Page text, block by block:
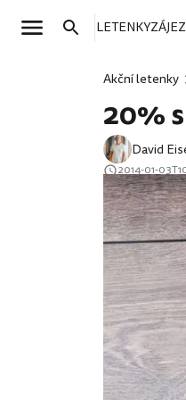
LETENKY
Akční letenky
20%
David
2014-01-